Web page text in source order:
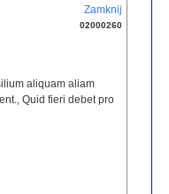
Zamknij
02000260
aliquam aliam
Quid fieri debet pro